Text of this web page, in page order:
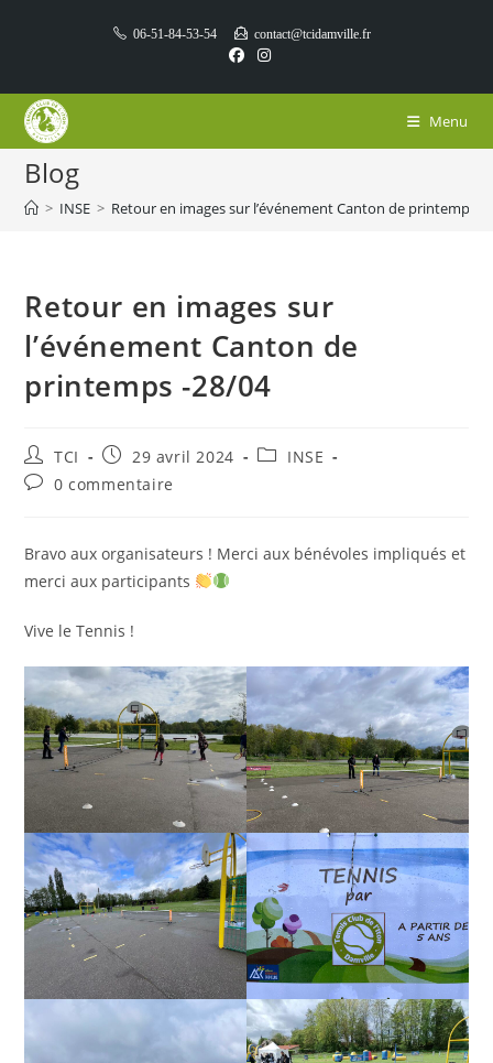
06-51-84-53-54 contact@tcidamville.fr
Menu
Blog
> INSE > Retour en images sur l’événement Canton de printemps -
Retour en images sur
l’événement Canton de
printemps -28/04
Auteur/autrice
de
la
TCI
Publication
publiée :
29 avril 2024
PostINSE
Commentaires
publication :
0 commentaire
Bravo aux organisateurs ! Merci aux bénévoles impliqués et
merci aux participants
Vive le Tennis !